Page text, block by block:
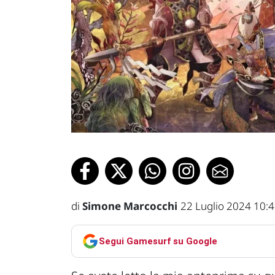
di Simone Marcocchi 22 Luglio 2024
Segui Gamesurf su Google